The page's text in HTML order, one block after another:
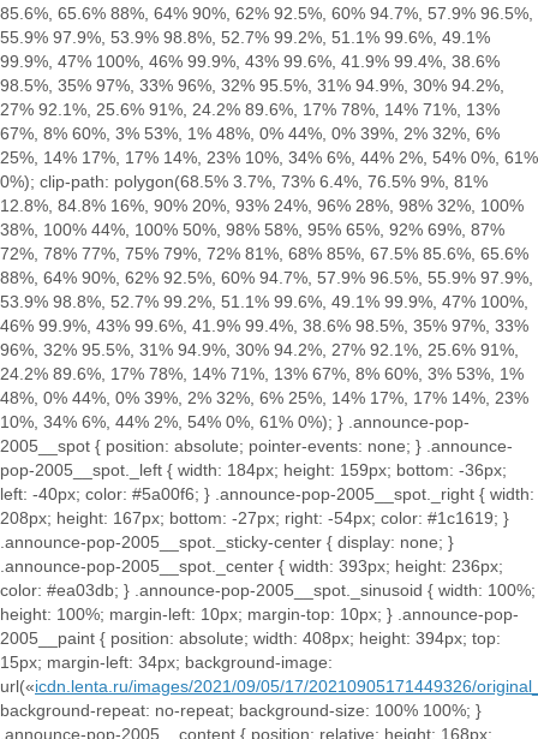
85.6%, 65.6% 88%, 64% 90%, 62% 92.5%, 60% 94.7%, 57.9% 96.5%,
55.9% 97.9%, 53.9% 98.8%, 52.7% 99.2%, 51.1% 99.6%, 49.1%
99.9%, 47% 100%, 46% 99.9%, 43% 99.6%, 41.9% 99.4%, 38.6%
98.5%, 35% 97%, 33% 96%, 32% 95.5%, 31% 94.9%, 30% 94.2%,
27% 92.1%, 25.6% 91%, 24.2% 89.6%, 17% 78%, 14% 71%, 13%
67%, 8% 60%, 3% 53%, 1% 48%, 0% 44%, 0% 39%, 2% 32%, 6%
25%, 14% 17%, 17% 14%, 23% 10%, 34% 6%, 44% 2%, 54% 0%, 61%
0%); clip-path: polygon(68.5% 3.7%, 73% 6.4%, 76.5% 9%, 81%
12.8%, 84.8% 16%, 90% 20%, 93% 24%, 96% 28%, 98% 32%, 100%
38%, 100% 44%, 100% 50%, 98% 58%, 95% 65%, 92% 69%, 87%
72%, 78% 77%, 75% 79%, 72% 81%, 68% 85%, 67.5% 85.6%, 65.6%
88%, 64% 90%, 62% 92.5%, 60% 94.7%, 57.9% 96.5%, 55.9% 97.9%,
53.9% 98.8%, 52.7% 99.2%, 51.1% 99.6%, 49.1% 99.9%, 47% 100%,
46% 99.9%, 43% 99.6%, 41.9% 99.4%, 38.6% 98.5%, 35% 97%, 33%
96%, 32% 95.5%, 31% 94.9%, 30% 94.2%, 27% 92.1%, 25.6% 91%,
24.2% 89.6%, 17% 78%, 14% 71%, 13% 67%, 8% 60%, 3% 53%, 1%
48%, 0% 44%, 0% 39%, 2% 32%, 6% 25%, 14% 17%, 17% 14%, 23%
10%, 34% 6%, 44% 2%, 54% 0%, 61% 0%); } .announce-pop-
2005__spot { position: absolute; pointer-events: none; } .announce-
pop-2005__spot._left { width: 184px; height: 159px; bottom: -36px;
left: -40px; color: #5a00f6; } .announce-pop-2005__spot._right { width:
208px; height: 167px; bottom: -27px; right: -54px; color: #1c1619; }
.announce-pop-2005__spot._sticky-center { display: none; }
.announce-pop-2005__spot._center { width: 393px; height: 236px;
color: #ea03db; } .announce-pop-2005__spot._sinusoid { width: 100%;
height: 100%; margin-left: 10px; margin-top: 10px; } .announce-pop-
2005__paint { position: absolute; width: 408px; height: 394px; top:
15px; margin-left: 34px; background-image:
url(«icdn.lenta.ru/images/2021/09/05/17/20210905171449326/